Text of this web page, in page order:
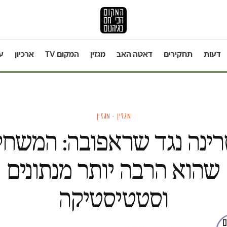
דעות תחקירים דאטה האב מגזין המקום TV ארכיון
מגזין · מגזין
נגד שראפובה:
שהוא הרבה יותר מנתונים
וסטטיסטיקה